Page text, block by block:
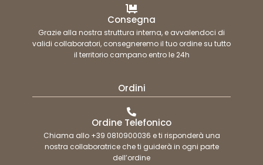
Consegna
Grazie alla nostra struttura interna, e avvalendoci di
validi collaboratori, consegneremo il tuo ordine su tutto
il territorio campano entro le 24h
Ordini
Ordine Telefonico
Chiama allo +39 0810900036 e ti risponderà una
nostra collaboratrice che ti guiderà in ogni parte
dell’ordine